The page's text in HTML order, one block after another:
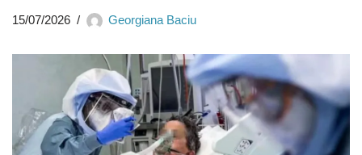
15/07/2026 Georgiana Baciu